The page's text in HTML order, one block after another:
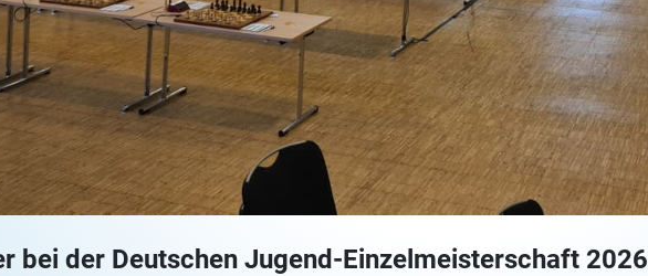
bei der Deutschen Jugend-Einzelmeisterschaft 2026